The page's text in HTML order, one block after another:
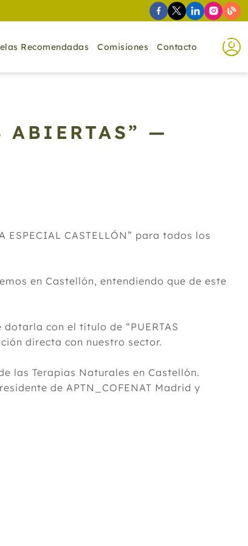
Recomendadas Comisiones Contacto
ABIERTAS” —
CASTELLÓN” para todos los
en Castellón, entendiendo que de este
con el título de “PUERTAS
directa con nuestro sector.
las Terapias Naturales en Castellón.
de APTN_COFENAT Madrid y